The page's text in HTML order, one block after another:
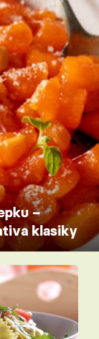
–
klasiky